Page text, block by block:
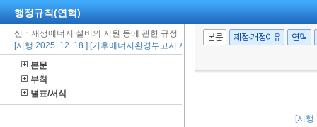
행정규칙(연혁)
신ㆍ재생에너지 설비의 지원 등에 관한 규정
[시행 2025. 12. 18.] [기후에너지환경부고시 제2025-61호, 2025. 12. 18., 일부개
본문
부칙
별표/서식
본문 제정·개정이유 연혁
[시